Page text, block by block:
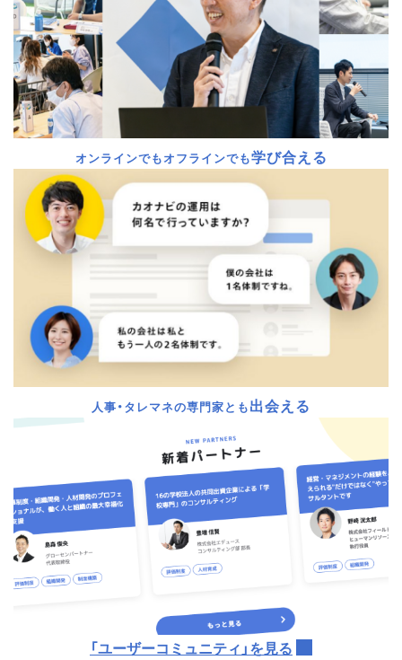
オンラインでもオフラインでも学び合える
人事・タレマネの専門家とも出会える
「ユーザーコミュニティ」を見る